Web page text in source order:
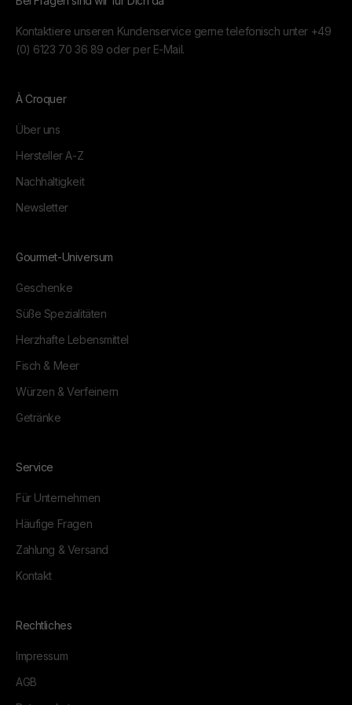
Kontaktiere unseren Kundenservice gerne telefonisch unter +49
(0) 6123 70 36 89 oder per E-Mail.
À Croquer
Über uns
Hersteller A-Z
Nachhaltigkeit
Newsletter
Gourmet-Universum
Geschenke
Süße Spezialitäten
Herzhafte Lebensmittel
Fisch & Meer
Würzen & Verfeinern
Getränke
Service
Für Unternehmen
Häufige Fragen
Zahlung & Versand
Kontakt
Rechtliches
Impressum
AGB